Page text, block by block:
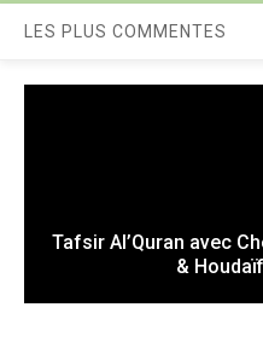
LES PLUS COMMENTES
Tafsir Al’Quran avec
&